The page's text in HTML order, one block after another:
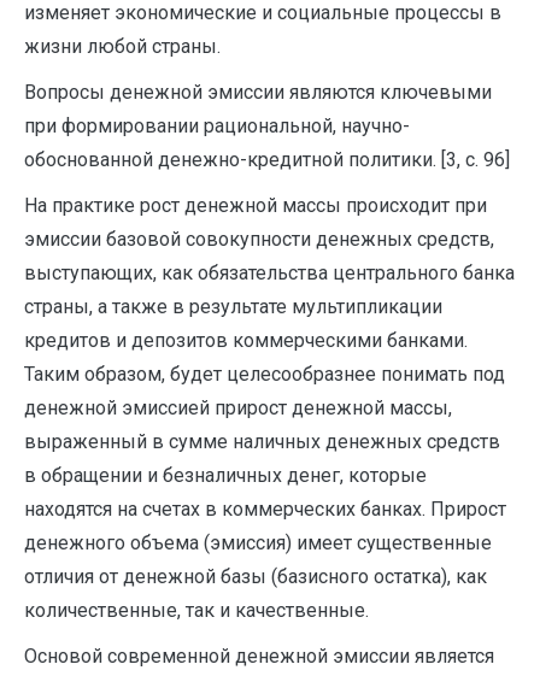
изменяет экономические и социальные процессы в
жизни любой страны.
Вопросы денежной эмиссии являются ключевыми
при формировании рациональной, научно-
обоснованной денежно-кредитной политики. [3, с. 96]
На практике рост денежной массы происходит при
эмиссии базовой совокупности денежных средств,
выступающих, как обязательства центрального банка
страны, а также в результате мультипликации
кредитов и депозитов коммерческими банками.
Таким образом, будет целесообразнее понимать под
денежной эмиссией прирост денежной массы,
выраженный в сумме наличных денежных средств
в обращении и безналичных денег, которые
находятся на счетах в коммерческих банках. Прирост
денежного объема (эмиссия) имеет существенные
отличия от денежной базы (базисного остатка), как
количественные, так и качественные.
Основой современной денежной эмиссии является